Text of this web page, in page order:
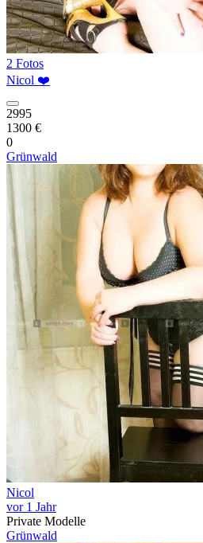
2 Fotos
Nicol ❤️
2995
1300 €
0
Grünwald
Nicol
vor 1 Jahr
Private Modelle
Grünwald